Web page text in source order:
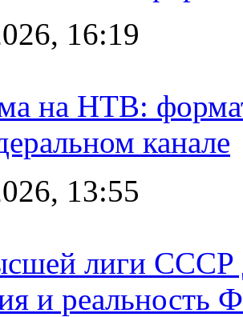
16:19
на НТВ:
канале
13:55
лиги СССР
и реальность